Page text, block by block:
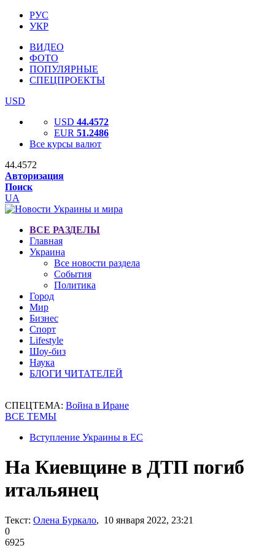
РУС
УКР
ВИДЕО
ФОТО
ПОПУЛЯРНЫЕ
СПЕЦПРОЕКТЫ
USD
USD 44.4572
EUR 51.2486
Все курсы валют
44.4572
Авторизация
Поиск
UA
ВСЕ РАЗДЕЛЫ
Главная
Украина
Все новости раздела
События
Политика
Город
Мир
Бизнес
Спорт
Lifestyle
Шоу-биз
Наука
БЛОГИ ЧИТАТЕЛЕЙ
СПЕЦТЕМА: Война в Иране
ВСЕ ТЕМЫ
Вступление Украины в ЕС
На Киевщине в ДТП погиб
итальянец
Текст: Олена Буркало, 10 января 2022, 23:21
0
6925